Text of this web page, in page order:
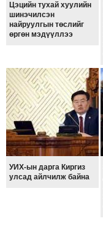
Цэцийн тухай хуулийн
шинэчилсэн
найруулгын төслийг
өргөн мэдүүллээ
УИХ-ын дарга Киргиз
улсад айлчилж байна